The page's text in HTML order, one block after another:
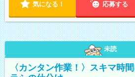
気になる！ 応募する
未読
〈カンタン作業！〉スキマ時